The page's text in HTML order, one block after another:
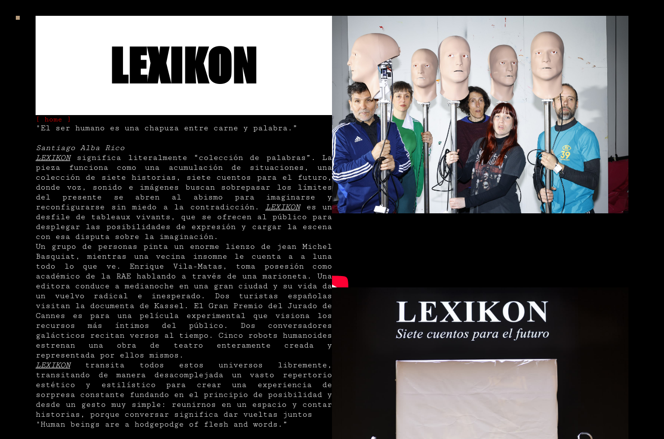
LEXIKON
[ home ]
"El ser humano es una chapuza entre carne y palabra.”
Santiago Alba Rico
LEXIKONsignifica literalmente “colección de palabras”. La
pieza funciona como una acumulación de situaciones, una
colección de siete historias, siete cuentos para el futuro,
donde voz, sonido e imágenes buscan sobrepasar los límites
del presente se abren al abismo para imaginarse y
reconfigurarse sin miedo a la contradicción. LEXIKONes un
desfile de tableaux vivants, que se ofrecen al público para
desplegar las posibilidades de expresión y cargar la escena
con esa disputa sobre la imaginación.
Un grupo de personas pinta un enorme lienzo de jean Michel
Basquiat, mientras una vecina insomne le cuenta a a luna
todo lo que ve. Enrique Vila-Matas, toma posesión como
académico de la RAE hablando a través de una marioneta. Una
editora conduce a medianoche en una gran ciudad y su vida da
un vuelvo radical e inesperado. Dos turistas españolas
visitan la documenta de Kassel. El Gran Premio del Jurado de
Cannes es para una película experimental que visiona los
recursos más íntimos del público. Dos conversadores
galácticos recitan versos al tiempo. Cinco robots humanoides
estrenan una obra de teatro enteramente creada y
representada por ellos mismos.
LEXIKONtransita todos estos universos libremente,
transitando de manera desacomplejada un vasto repertorio
estético y estilístico para crear una experiencia de
sorpresa constante fundando en el principio de posibilidad y
desde un gesto muy simple: reunirnos en un espacio y contar
historias, porque conversar significa dar vueltas juntos
"Human beings are a hodgepodge of flesh and words.”